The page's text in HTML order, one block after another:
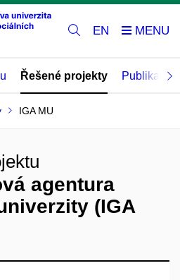
EN
Řešené projekty Publikace
IGA MU
agentura
(IGA